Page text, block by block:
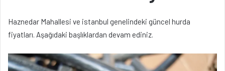
Haznedar Mahallesi ve istanbul genelindeki güncel hurda
fiyatları. Aşağıdaki başlıklardan devam ediniz.